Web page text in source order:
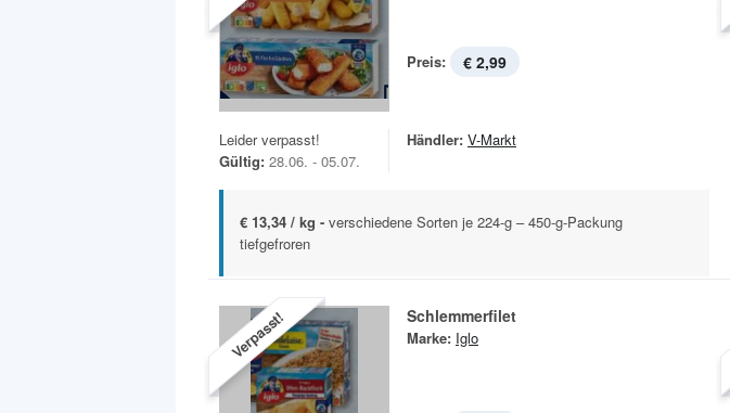
Preis: € 2,99
Leider verpasst!
Gültig: 28.06. - 05.07.
Händler: V-Markt
€ 13,34 / kg - verschiedene Sorten je 224-g – 450-g-Packung
tiefgefroren
Verpasst! Schlemmerfilet
Marke: Iglo